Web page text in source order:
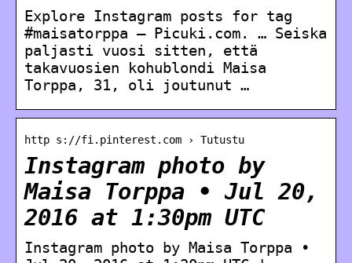
Explore Instagram posts for tag
#maisatorppa – Picuki.com. … Seiska
paljasti vuosi sitten, että
takavuosien kohublondi Maisa
Torppa, 31, oli joutunut …
http s://fi.pinterest.com › Tutustu
Instagram photo by
Maisa Torppa • Jul 20,
2016 at 1:30pm UTC
Instagram photo by Maisa Torppa •